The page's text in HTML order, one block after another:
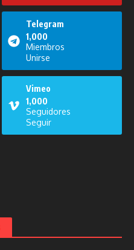
Noticiero del 13 de octubre de
13 de octubre de 2025
La Prefectura Informa del 6 de
Telegram
1,000
Miembros
Unirse
Vimeo
1,000
Seguidores
Seguir